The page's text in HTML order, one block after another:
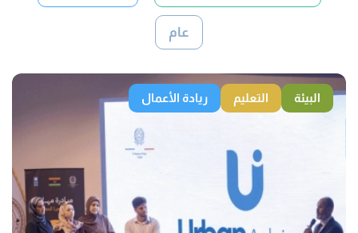
عام
البيئة التعليم ريادة الأعمال